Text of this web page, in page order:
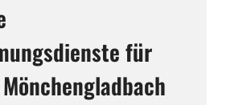
für